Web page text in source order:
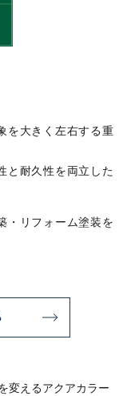
を大きく左右する重
と耐久性を両立した
・リフォーム塗装を
変えるアクアカラー